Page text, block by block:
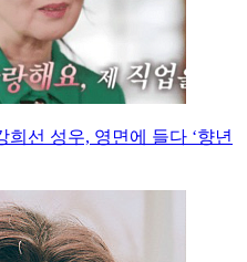
희선 성우, 영면에 들다 ‘향년